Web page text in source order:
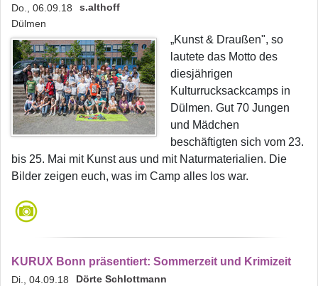
Do., 06.09.18 s.althoff
Dülmen
„Kunst & Draußen", so
lautete das Motto des
diesjährigen
Kulturrucksackcamps in
Dülmen. Gut 70 Jungen
und Mädchen
beschäftigten sich vom 23.
bis 25. Mai mit Kunst aus und mit Naturmaterialien. Die
Bilder zeigen euch, was im Camp alles los war.
KURUX Bonn präsentiert: Sommerzeit und Krimizeit
Di., 04.09.18 Dörte Schlottmann